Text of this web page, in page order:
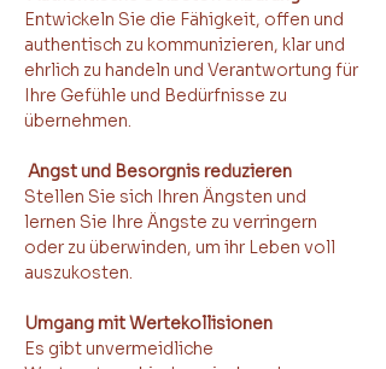
Entwickeln Sie die Fähigkeit, offen und
authentisch zu kommunizieren, klar und
ehrlich zu handeln und Verantwortung für
Ihre Gefühle und Bedürfnisse zu
übernehmen.
Angst und Besorgnis reduzieren
Stellen Sie sich Ihren Ängsten und
lernen Sie Ihre Ängste zu verringern
oder zu überwinden, um ihr Leben voll
auszukosten.
Umgang mit Wertekollisionen
Es gibt unvermeidliche